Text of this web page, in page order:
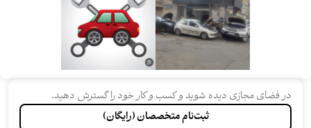
در فضای مجازی دیده شوید و کسب و کار خود را گسترش دهید.
ثبت‌نام متخصصان (رایگان)